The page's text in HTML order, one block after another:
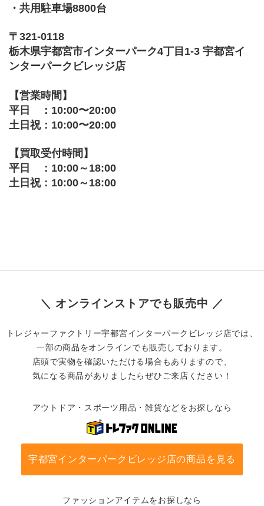
・共用駐車場8800台
〒321-0118
栃木県宇都宮市インターパーク4丁目1-3 宇都宮イ
ンターパークビレッジ店
【営業時間】
平日　：10:00〜20:00
土日祝：10:00〜20:00
【買取受付時間】
平日　：10:00～18:00
土日祝：10:00～18:00
＼ オンラインストアでも販売中 ／
トレジャーファクトリー宇都宮インターパークビレッジ店では、
一部の商品をオンラインでも販売しております。
店頭で実物を確認いただける場合もありますので、
気になる商品がありましたらぜひご来店ください！
アウトドア・スポーツ用品・雑貨などをお探しなら
宇都宮インターパークビレッジ店の商品を見る
ファッションアイテムをお探しなら